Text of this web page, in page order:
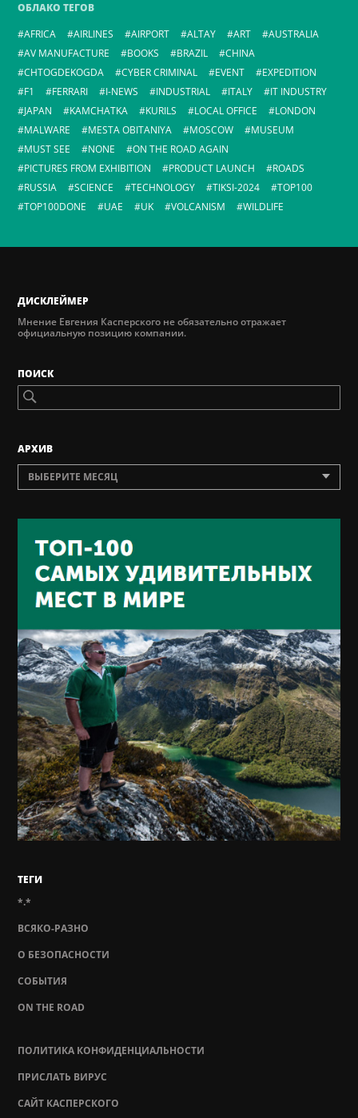
ОБЛАКО ТЕГОВ
AFRICA
AIRLINES AIRPORT ALTAY ART
AUSTRALIA
AV MANUFACTURE
BOOKS BRAZIL
CHINA
CHTOGDEKOGDA
CYBER CRIMINAL EVENT
EXPEDITION
F1
FERRARI I-NEWS INDUSTRIAL ITALY
IT INDUSTRY
JAPAN
KAMCHATKA KURILS LOCAL OFFICE
LONDON
MALWARE
MESTA OBITANIYA MOSCOW
MUSEUM
MUST SEE
NONE
ON THE ROAD AGAIN
PICTURES FROM EXHIBITION
PRODUCT LAUNCH
ROADS
RUSSIA
SCIENCE TECHNOLOGY TIKSI-2024
TOP100
TOP100DONE
UAE UK VOLCANISM WILDLIFE
ДИСКЛЕЙМЕР
Мнение Евгения Касперского не обязательно отражает
официальную позицию компании.
ПОИСК
AРХИВ
ВЫБЕРИТЕ МЕСЯЦ
ТЕГИ
*.*
ВСЯКО-РАЗНО
О БЕЗОПАСНОСТИ
СОБЫТИЯ
ON THE ROAD
ПОЛИТИКА КОНФИДЕНЦИАЛЬНОСТИ
ПРИСЛАТЬ ВИРУС
САЙТ КАСПЕРСКОГО